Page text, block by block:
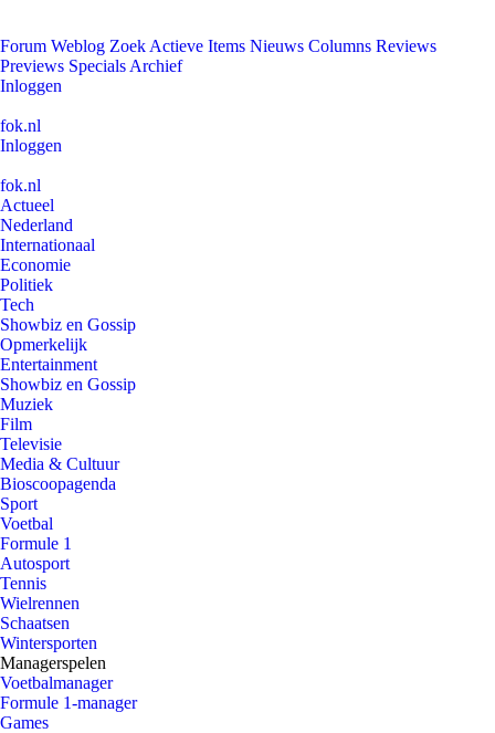
Forum Weblog Zoek Actieve Items Nieuws Columns Reviews
Previews Specials Archief
Inloggen
fok.nl
Inloggen
fok.nl
Actueel
Nederland
Internationaal
Economie
Politiek
Tech
Showbiz en Gossip
Opmerkelijk
Entertainment
Showbiz en Gossip
Muziek
Film
Televisie
Media & Cultuur
Bioscoopagenda
Sport
Voetbal
Formule 1
Autosport
Tennis
Wielrennen
Schaatsen
Wintersporten
Managerspelen
Voetbalmanager
Formule 1-manager
Games